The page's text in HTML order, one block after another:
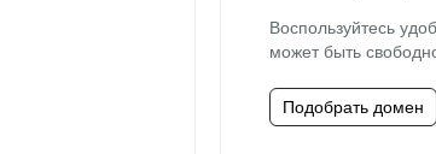
Воспользуйтесь
может быть
Подобрать домен